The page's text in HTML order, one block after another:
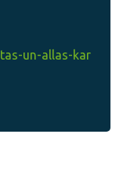
un-allas-kar